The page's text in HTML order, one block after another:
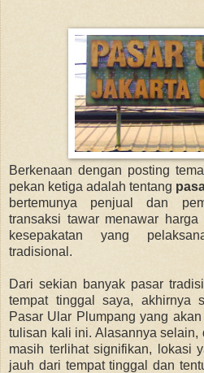
Berkenaan dengan posting
pekan ketiga adalah tentang
bertemunya penjual dan
transaksi tawar menawar
kesepakatan yang
tradisional.
Dari sekian banyak pasar
tempat tinggal saya, akhirnya
Pasar Ular Plumpang yang
tulisan kali ini. Alasannya selain,
masih terlihat signifikan, lokasi
jauh dari tempat tinggal dan